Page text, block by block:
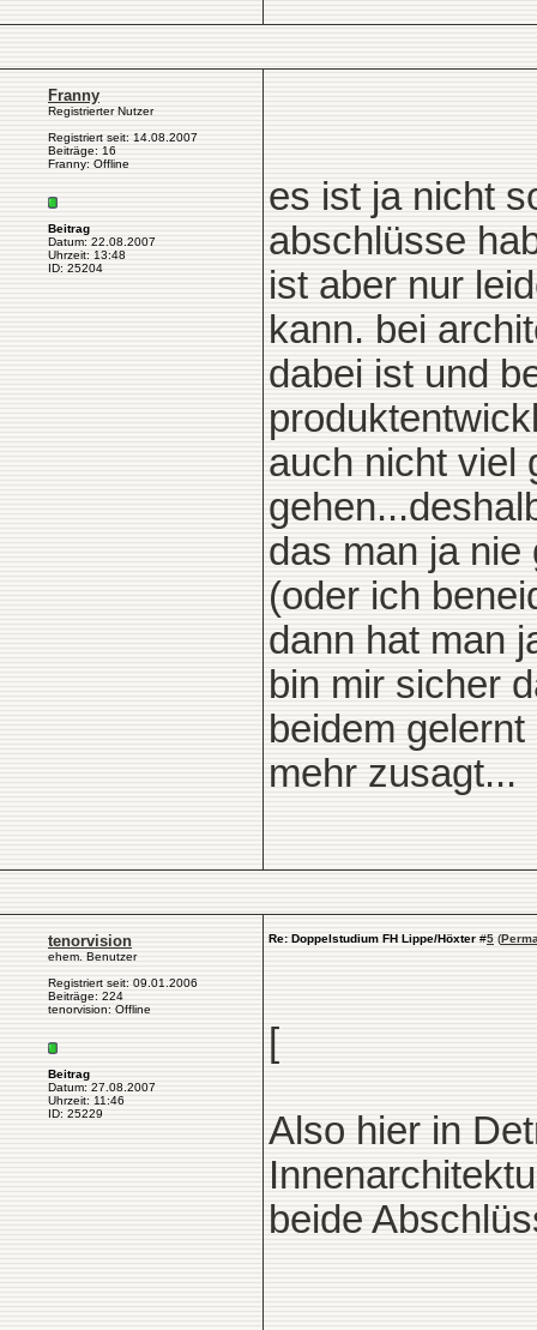
Franny
Registrierter Nutzer
Registriert seit: 14.08.2007
Beiträge: 16
Franny: Offline
Beitrag
Datum: 22.08.2007
Uhrzeit: 13:48
ID: 25204
es ist ja nicht
abschlüsse
ist aber nur
kann. bei
dabei ist und
auch nicht viel
das man ja
(oder ich
dann hat man
bin mir sicher
beidem
mehr zusagt...
tenorvision
ehem. Benutzer
Registriert seit: 09.01.2006
Beiträge: 224
tenorvision: Offline
Beitrag
Datum: 27.08.2007
Uhrzeit: 11:46
ID: 25229
Re: Doppelstudium FH Lippe/Höxter #5 (
[
Also hier in
beide